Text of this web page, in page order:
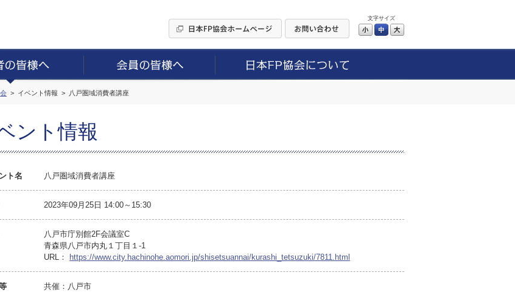
文字サイズ
小 中
イベント情報 八戸圏域消費者講座
ント情報
ト名 八戸圏域消費者講座
2023年09月25日 14:00～15:30
八戸市庁別館2F会議室C
青森県八戸市内丸１丁目１-1
URL：
https://www.city.hachinohe.aomori.jp/shisetsuannai/kurashi_tetsuzuki/7811.html
共催：八戸市